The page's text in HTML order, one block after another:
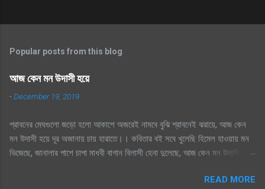
Popular posts from this blog
আজ কেন মন উদাসী হয়ে
-December 19, 2019
শ্রাবনের মেঘগুলো জড়ো হলো আকাশে অজরেই নামবে বুঝি শ্রাবনেই ঝরায়ে, আজ কেন
মন উদাসী হয়ে দূর অজানায় চায় হারাতে।। কবিতার বই সবে খুলেছি হিমেল হাওয়ায় মন
ভিজেছে, জানালার পাশে চাপা মাধবী বাগান বিলাসী হেনা দুলেছে, আজ কেন মন উদাসী হয়ে
হাসের জলকেলী পথিকের পায়ে হাটা থেমেছে, আজ কেন মন উদাসী হয়ে দূর অজানায় চায়
READ MORE